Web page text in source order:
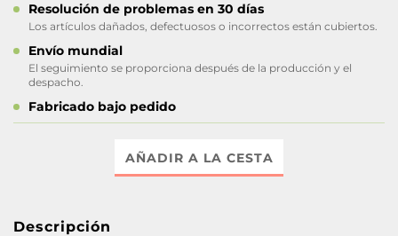
Resolución de problemas en 30 días
Los artículos dañados, defectuosos o incorrectos están cubiertos.
Envío mundial
El seguimiento se proporciona después de la producción y el
despacho.
Fabricado bajo pedido
AÑADIR A LA CESTA
Descripción